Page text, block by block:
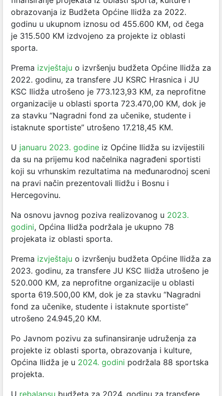
obrazovanja iz Budžeta Općine Ilidža za 2022.
godinu u ukupnom iznosu od 455.600 KM, od čega
je 315.500 KM izdvojeno za projekte iz oblasti
sporta.
Prema izvještaju o izvršenju budžeta Općine Ilidža za
2022. godinu, za transfere JU KSRC Hrasnica i JU
KSC Ilidža utrošeno je 773.123,93 KM, za neprofitne
organizacije u oblasti sporta 723.470,00 KM, dok je
za stavku “Nagradni fond za učenike, studente i
istaknute sportiste” utrošeno 17.218,45 KM.
U januaru 2023. godine iz Općine Ilidža su izvijestili
da su na prijemu kod načelnika nagrađeni sportisti
koji su vrhunskim rezultatima na međunarodnoj sceni
na pravi način prezentovali Ilidžu i Bosnu i
Hercegovinu.
Na osnovu javnog poziva realizovanog u 2023.
godini, Općina Ilidža podržala je ukupno 78
projekata iz oblasti sporta.
Prema izvještaju o izvršenju budžeta Općine Ilidža za
2023. godinu, za transfere JU KSC Ilidža utrošeno je
520.000 KM, za neprofitne organizacije u oblasti
sporta 619.500,00 KM, dok je za stavku “Nagradni
fond za učenike, studente i istaknute sportiste”
utrošeno 24.945,20 KM.
Po Javnom pozivu za sufinansiranje udruženja za
projekte iz oblasti sporta, obrazovanja i kulture,
Općina Ilidža je u 2024. godini podržala 88 sportska
projekta.
U rebalansu budžeta za 2024. godinu za transfere